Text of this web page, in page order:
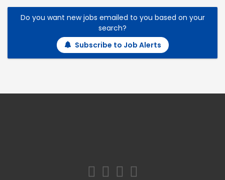
Do you want new jobs emailed to you based on your
search?
Subscribe to Job Alerts